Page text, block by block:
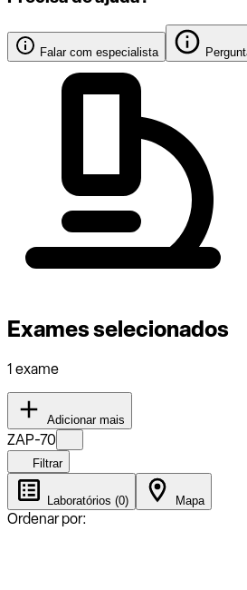
Falar com especialista
Exames selecionados
1 exame
Adicionar mais
ZAP-70
Filtrar
Laboratórios (0) Mapa
Ordenar por: